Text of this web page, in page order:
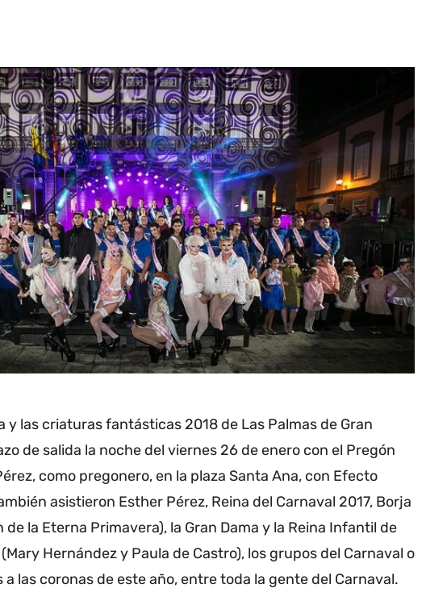
y las criaturas fantásticas 2018 de Las Palmas de Gran
de salida la noche del viernes 26 de enero con el Pregón
como pregonero, en la plaza Santa Ana, con Efecto
asistieron Esther Pérez, Reina del Carnaval 2017, Borja
de la Eterna Primavera), la Gran Dama y la Reina Infantil de
Hernández y Paula de Castro), los grupos del Carnaval o
las coronas de este año, entre toda la gente del Carnaval.